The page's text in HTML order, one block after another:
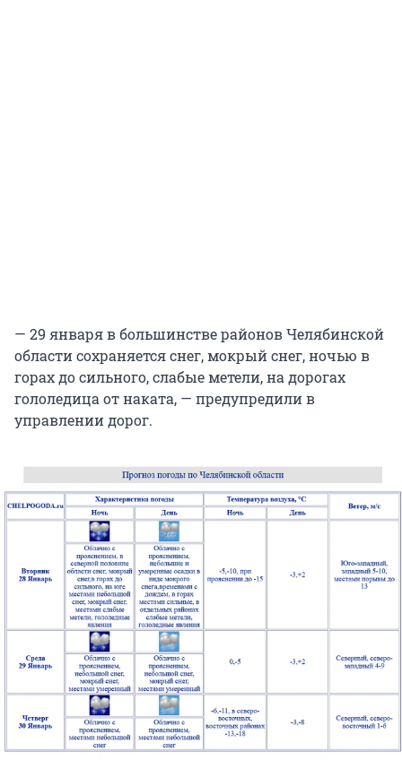
— 29 января в большинстве районов Челябинской
области сохраняется снег, мокрый снег, ночью в
горах до сильного, слабые метели, на дорогах
гололедица от наката, — предупредили в
управлении дорог.